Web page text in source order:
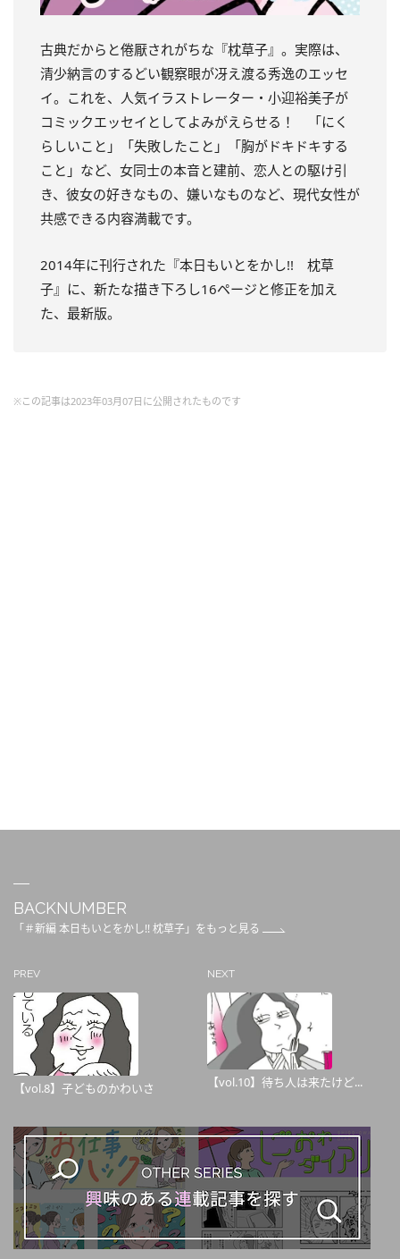
古典だからと倦厭されがちな『枕草子』。実際は、
清少納言のするどい観察眼が冴え渡る秀逸のエッセ
イ。これを、人気イラストレーター・小迎裕美子が
コミックエッセイとしてよみがえらせる！ 「にく
らしいこと」「失敗したこと」「胸がドキドキする
こと」など、女同士の本音と建前、恋人との駆け引
き、彼女の好きなもの、嫌いなものなど、現代女性が
共感できる内容満載です。
2014年に刊行された『本日もいとをかし!! 枕草
子』に、新たな描き下ろし16ページと修正を加え
た、最新版。
※この記事は2023年03月07日に公開されたものです
BACKNUMBER
「＃新編 本日もいとをかし!! 枕草子」をもっと見る
PREV
【vol.8】子どものかわいさ
NEXT
【vol.10】待ち人は来たけど...